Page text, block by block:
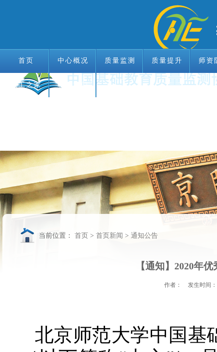
首页 中心概况 质量监测 质量提升
质量提升
师资
师资
教工之家
教工之家
联系我们
联系我们
当前位置：首页
【通知】2020年
北京师范大学中国基